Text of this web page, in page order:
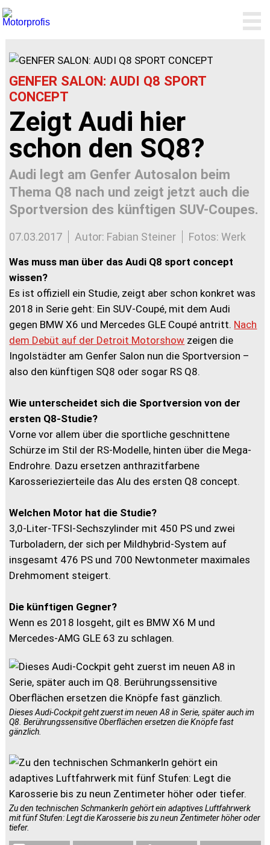
GENFER SALON: AUDI Q8 SPORT
CONCEPT
Zeigt Audi hier
schon den SQ8?
Audi legt am Genfer Autosalon beim
Thema Q8 nach und zeigt jetzt auch die
Sportversion des künftigen SUV-Coupes.
07.03.2017 Autor: Fabian Steiner Fotos: Werk
Was muss man über das Audi Q8 sport concept
wissen?
Es ist offiziell ein Studie, zeigt aber schon konkret was
2018 in Serie geht: Ein SUV-Coupé, mit dem Audi
gegen BMW X6 und Mercedes GLE Coupé antritt. Nach
dem Debüt auf der Detroit Motorshow zeigen die
Ingolstädter am Genfer Salon nun die Sportversion –
also den künftigen SQ8 oder sogar RS Q8.
Wie unterscheidet sich die Sportversion von der
ersten Q8-Studie?
Vorne vor allem über die sportliche geschnittene
Schürze im Stil der RS-Modelle, hinten über die Mega-
Endrohre. Dazu ersetzen anthrazitfarbene
Karosseriezierteile das Alu des ersten Q8 concept.
Welchen Motor hat die Studie?
3,0-Liter-TFSI-Sechszylinder mit 450 PS und zwei
Turboladern, der sich per Mildhybrid-System auf
insgesamt 476 PS und 700 Newtonmeter maximales
Drehmoment steigert.
Die künftigen Gegner?
Wenn es 2018 losgeht, gilt es BMW X6 M und
Mercedes-AMG GLE 63 zu schlagen.
Dieses Audi-Cockpit geht zuerst im neuen A8 in Serie, später auch im
Q8. Berührungssensitive Oberflächen ersetzen die Knöpfe fast
gänzlich.
Zu den technischen Schmankerln gehört ein adaptives Luftfahrwerk
mit fünf Stufen: Legt die Karosserie bis zu neun Zentimeter höher oder
tiefer.